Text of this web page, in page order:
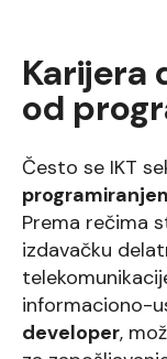
Karijera
od
Često se IKT
Prema rečima
izdavačku
informaciono-
developer,